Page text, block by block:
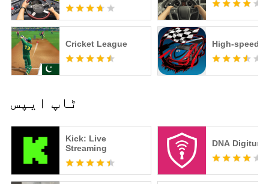
Cricket League High-speed
ٹاپ ایپس
Kick: Live
Streaming
DNA Digiturva